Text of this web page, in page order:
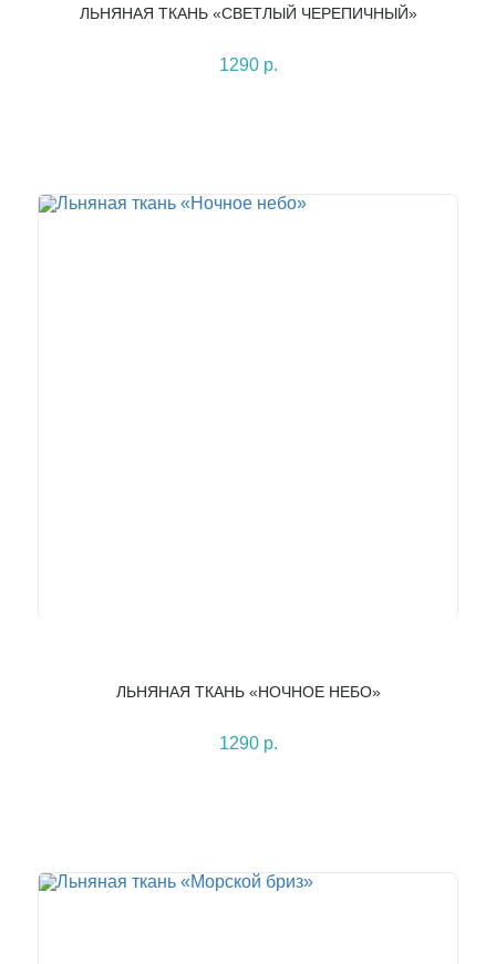
ЛЬНЯНАЯ ТКАНЬ «СВЕТЛЫЙ ЧЕРЕПИЧНЫЙ»
1290 р.
ЛЬНЯНАЯ ТКАНЬ «НОЧНОЕ НЕБО»
1290 р.